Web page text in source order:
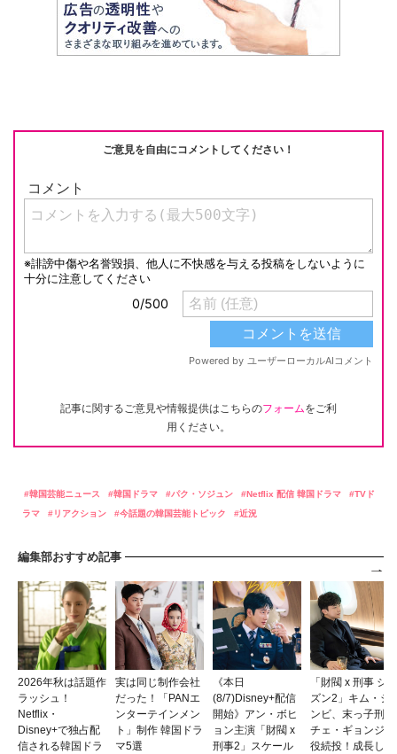
ご意見を自由にコメントしてください！
記事に関するご意見や情報提供はこちらのフォームをご利
用ください。
韓国芸能ニュース 韓国ドラマ パク・ソジュン Netflix 配信 韓国ドラマ
TVド
ラマ
リアクション 今話題の韓国芸能トピック 近況
編集部おすすめ記事
2026年秋は話題作
ラッシュ！
Netflix・
Disney+で独占配
信される韓国ドラ
実は同じ制作会社
だった！「PANエ
ンターテインメン
ト」制作 韓国ドラ
マ5選
《本日
(8/7)Disney+配信
開始》アン・ボヒ
ョン主演「財閥 x
刑事2」スケール
「財閥 x 刑事 シー
ズン2」キム・シ
ンビ、末っ子刑事
チェ・ギョンジン
役続投！成長した